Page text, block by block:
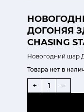
ДОГОНЯЯ
CHASING
Новогодний шар
Товара нет в
+ –